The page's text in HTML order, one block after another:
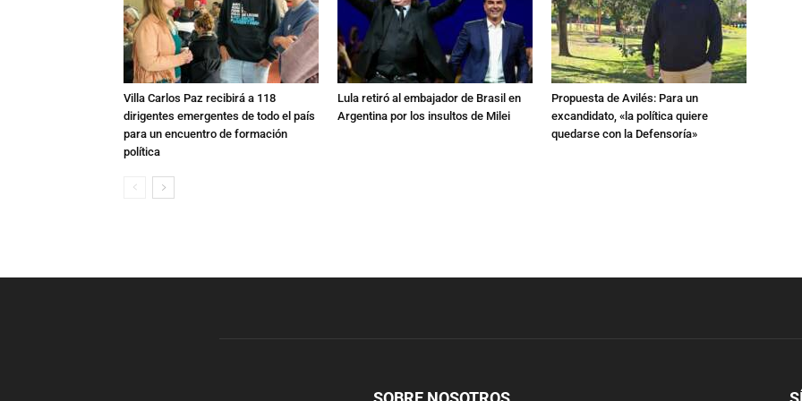
Villa Carlos Paz recibirá a 118
dirigentes emergentes de todo el país
para un encuentro de formación
política
Lula retiró al embajador de Brasil en
Argentina por los insultos de Milei
Propuesta de Avilés: Para un
excandidato, «la política quiere
quedarse con la Defensoría»